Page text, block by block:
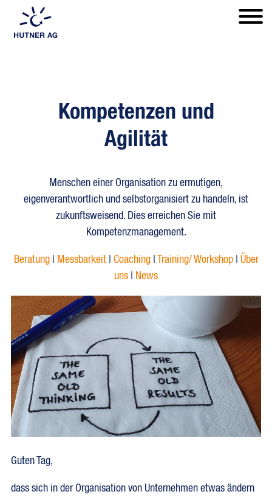
Kompetenzen und
Agilität
Menschen einer Organisation zu ermutigen,
eigenverantwortlich und selbstorganisiert zu handeln, ist
zukunftsweisend. Dies erreichen Sie mit
Kompetenzmanagement.
Beratung| Messbarkeit| Coaching| Training/ Workshop| Über
uns
News
Guten Tag,
dass sich in der Organisation von Unternehmen etwas ändern